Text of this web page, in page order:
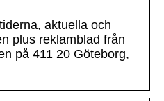
aktuella och
plus reklamblad från
på 411 20 Göteborg,